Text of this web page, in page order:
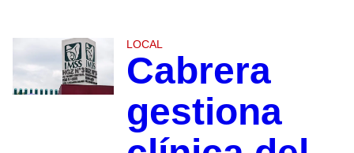
LOCAL
Cabrera
gestiona